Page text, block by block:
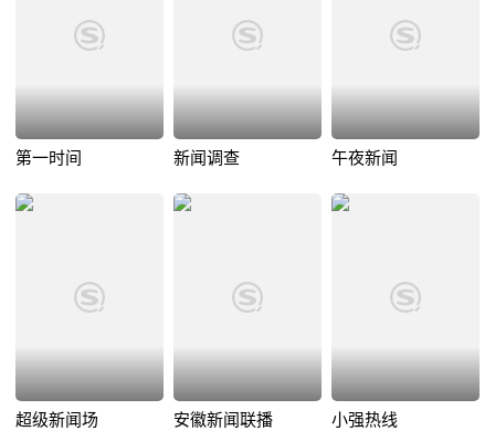
第一时间 新闻调查 午夜新闻
超级新闻场 安徽新闻联播 小强热线